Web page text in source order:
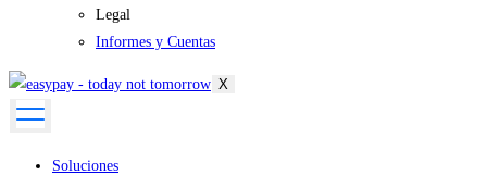
Legal
Informes y Cuentas
X
Soluciones